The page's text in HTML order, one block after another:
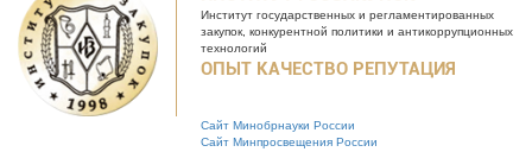
Институт государственных и регламентированных
закупок, конкурентной политики и антикоррупционных
технологий
ОПЫТ КАЧЕСТВО РЕПУТАЦИЯ
Сайт Минобрнауки России
Сайт Минпросвещения России